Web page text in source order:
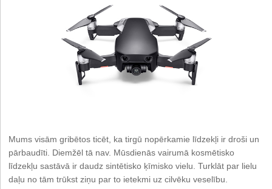
Mums visām gribētos ticēt, ka tirgū nopērkamie līdzekļi ir droši un
pārbaudīti. Diemžēl tā nav. Mūsdienās vairumā kosmētisko
līdzekļu sastāvā ir daudz sintētisko ķīmisko vielu. Turklāt par lielu
daļu no tām trūkst ziņu par to ietekmi uz cilvēku veselību.